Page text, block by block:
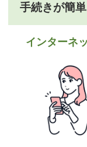
手続きが簡単
インターネ